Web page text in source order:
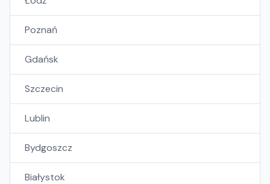
Poznań
Gdańsk
Szczecin
Lublin
Bydgoszcz
Białystok